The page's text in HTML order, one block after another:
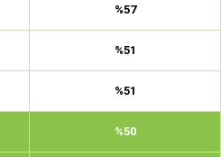
%57
%51
%51
%50